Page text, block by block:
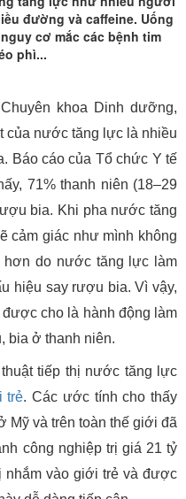
đường và caffeine. Uống
cơ mắc các bệnh tim
phì...
khoa Dinh dưỡng,
của nước tăng lực là nhiều
Báo cáo của Tổ chức Y tế
71% thanh niên (18–29
bia. Khi pha nước tăng
cảm giác như mình không
hơn do nước tăng lực làm
hiệu say rượu bia. Vì vậy,
cho là hành động làm
bia ở thanh niên.
tiếp thị nước tăng lực
trẻ. Các ước tính cho thấy
Mỹ và trên toàn thế giới đã
công nghiệp trị giá 21 tỷ
nhắm vào giới trẻ và được